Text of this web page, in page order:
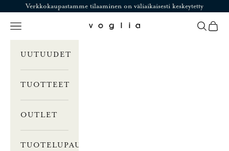
Siirry sisältöönVerkkokaupastamme tilaaminen on väliaikaisesti keskeytetty
Voglia
Valikko Haku
UUTUUDET
TUOTTEET
OUTLET
TUOTELUPAUS